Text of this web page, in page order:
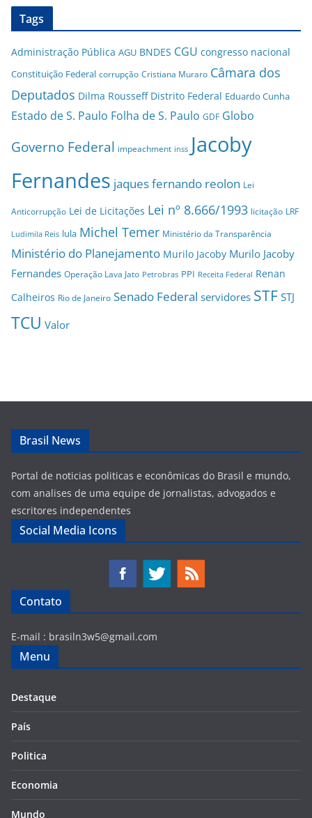
Tags
Administração Pública AGU BNDES CGU congresso nacional
Constituição Federal corrupção Cristiana Muraro Câmara dos
Deputados Dilma Rousseff Distrito Federal Eduardo Cunha
Estado de S. Paulo Folha de S. Paulo GDF Globo
Governo Federal impeachment inss Jacoby
Fernandes jaques fernando reolon Lei
Anticorrupção Lei de Licitações Lei nº 8.666/1993 licitação LRF
Ludimila Reis lula Michel Temer Ministério da Transparência
Ministério do Planejamento Murilo Jacoby Murilo Jacoby
Fernandes Operação Lava Jato Petrobras PPI Receita Federal Renan
Calheiros Rio de Janeiro Senado Federal servidores STF STJ
TCU Valor
Brasil News
Portal de noticias politicas e econômicas do Brasil e mundo,
com analises de uma equipe de jornalistas, advogados e
escritores independentes
Social Media Icons
Contato
E-mail : brasiln3w5@gmail.com
Menu
Destaque
País
Politica
Economia
Mundo